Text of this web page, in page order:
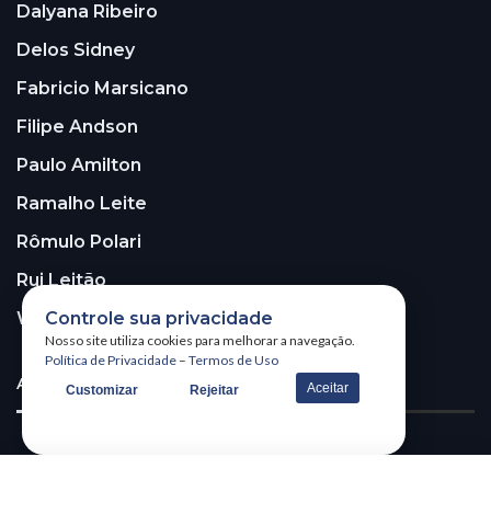
Dalyana Ribeiro
Delos Sidney
Fabricio Marsicano
Filipe Andson
Paulo Amilton
Ramalho Leite
Rômulo Polari
Rui Leitão
Walter Santos
ASSINE A NOSSA NEWSLETTER!
Controle sua privacidade
Nosso site utiliza cookies para melhorar a navegação.
Política de Privacidade – Termos de Uso
Customizar Rejeitar Aceitar